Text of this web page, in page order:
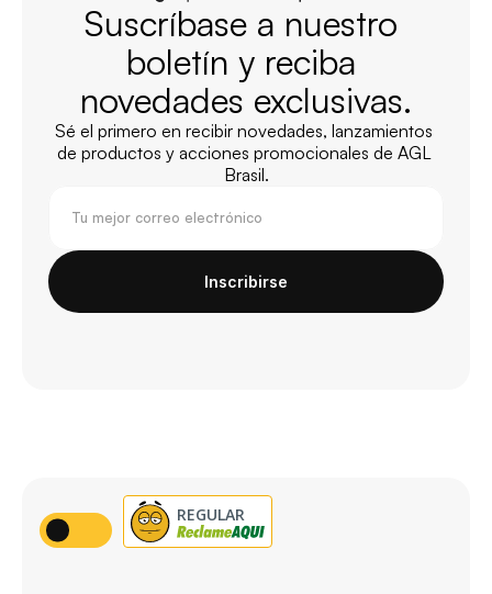
Suscríbase a nuestro
boletín y reciba
novedades exclusivas.
Sé el primero en recibir novedades, lanzamientos
de productos y acciones promocionales de AGL
Brasil.
Inscribirse